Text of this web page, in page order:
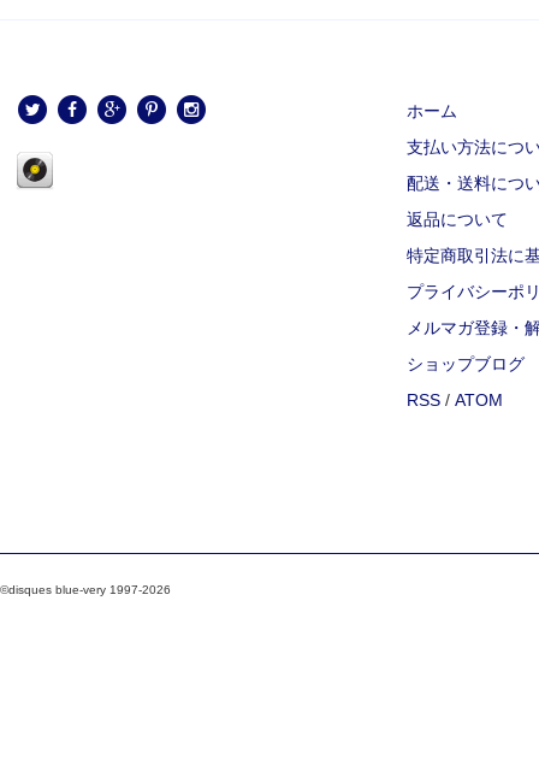
ホーム
支払い方法につ
配送・送料につ
返品について
特定商取引法に
プライバシーポ
メルマガ登録・
ショップブログ
RSS / ATOM
©disques blue-very 1997-2026